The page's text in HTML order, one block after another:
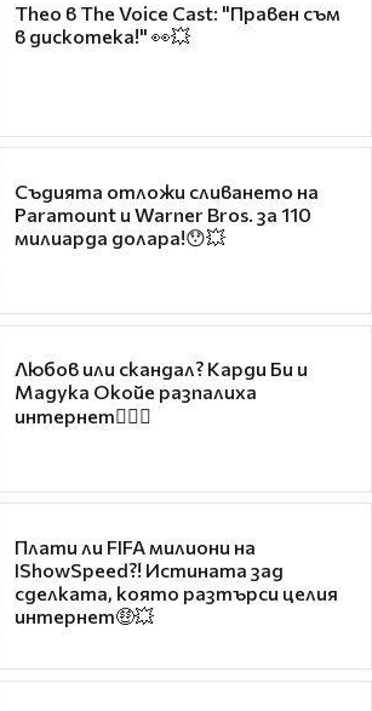
Theo в The Voice Cast: "Правен съм
в дискотека!" 👀💥
Съдията отложи сливането на
Paramount и Warner Bros. за 110
милиарда долара!😯💥
Любов или скандал? Карди Би и
Мадука Окойе разпалиха
интернет❤️‍🔥🔥
Плати ли FIFA милиони на
IShowSpeed?! Истината зад
сделката, която разтърси целия
интернет🤑💥